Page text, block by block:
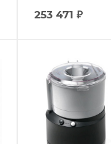
253 471 ₽